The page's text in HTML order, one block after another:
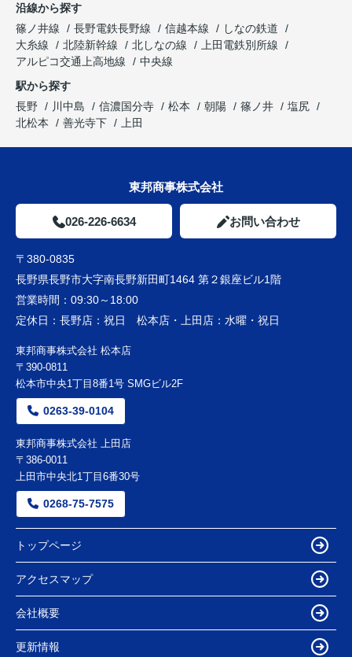
沿線から探す
篠ノ井線
長野電鉄長野線 信越本線
しなの鉄道
大糸線
北陸新幹線 北しなの線
上田電鉄別所線
アルピコ交通上高地線
中央線
駅から探す
長野
川中島 信濃国分寺 松本 朝陽 篠ノ井
塩尻
北松本
善光寺下 上田
東邦商事株式会社
026-226-6634 お問い合わせ
〒380-0835
長野県長野市大字南長野新田町1464 第２銀座ビル1階
営業時間： 09:30～18:00
定休日： 長野店：祝日 松本店・上田店：水曜・祝日
東邦商事株式会社 松本店
〒390-0811
松本市中央1丁目8番1号 SMGビル2F
0263-39-0104
東邦商事株式会社 上田店
〒386-0011
上田市中央北1丁目6番30号
0268-75-7575
トップページ
アクセスマップ
会社概要
更新情報